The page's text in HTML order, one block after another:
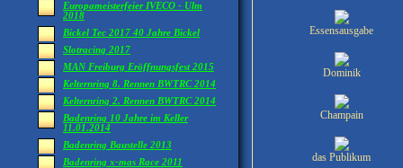
Europameisterfeier IVECO - Ulm
2018
Bickel Tec 2017 40 Jahre Bickel
Slotracing 2017
MAN Freiburg Eröffnungsfest 2015
Kelternring 8. Rennen BWTRC 2014
Kelternring 2. Rennen BWTRC 2014
Badenring 10 Jahre im Keller
11.01.2014
Badenring Baustelle 2013
Badenring x-mas Race 2011
Essensausgabe
Dominik
Champain
das Publikum